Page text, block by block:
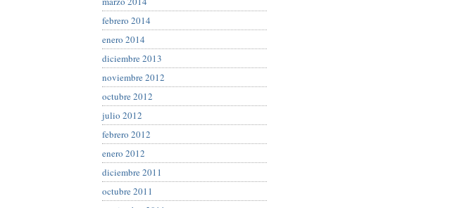
febrero 2014
enero 2014
diciembre 2013
noviembre 2012
octubre 2012
julio 2012
febrero 2012
enero 2012
diciembre 2011
octubre 2011